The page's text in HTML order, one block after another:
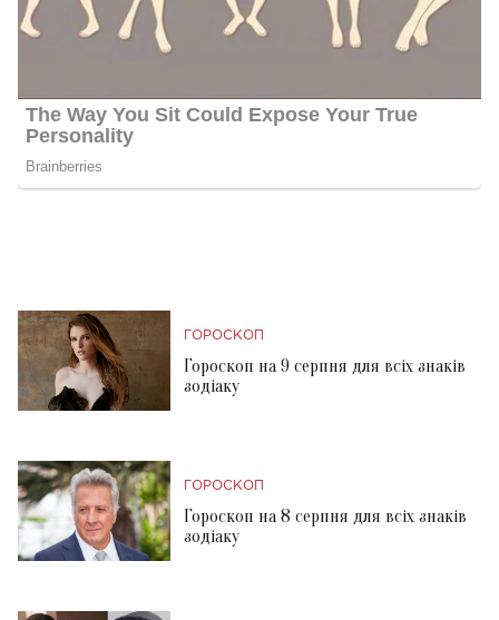
ГОРОСКОП
Гороскоп на 9 серпня для всіх знаків
зодіаку
ГОРОСКОП
Гороскоп на 8 серпня для всіх знаків
зодіаку